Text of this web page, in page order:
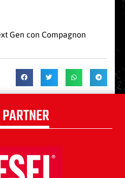
Gen con Compagnon